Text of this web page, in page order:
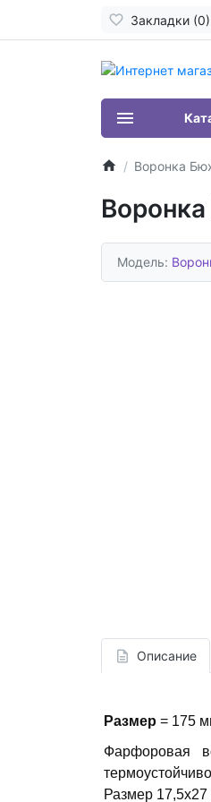
Закладки (0)
Воронка
Модель:
Описание
Размер = 175
Фарфоровая
Размер 17,5х27